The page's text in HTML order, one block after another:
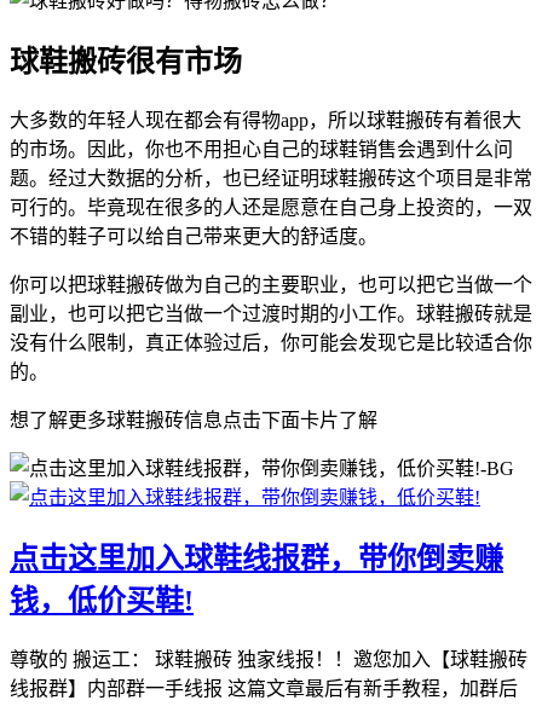
球鞋搬砖很有市场
大多数的年轻人现在都会有得物app，所以球鞋搬砖有着很大
的市场。因此，你也不用担心自己的球鞋销售会遇到什么问
题。经过大数据的分析，也已经证明球鞋搬砖这个项目是非常
可行的。毕竟现在很多的人还是愿意在自己身上投资的，一双
不错的鞋子可以给自己带来更大的舒适度。
你可以把球鞋搬砖做为自己的主要职业，也可以把它当做一个
副业，也可以把它当做一个过渡时期的小工作。球鞋搬砖就是
没有什么限制，真正体验过后，你可能会发现它是比较适合你
的。
想了解更多球鞋搬砖信息点击下面卡片了解
点击这里加入球鞋线报群，带你倒卖赚
钱，低价买鞋!
尊敬的 搬运工： 球鞋搬砖 独家线报！！邀您加入【球鞋搬砖
线报群】内部群一手线报 这篇文章最后有新手教程，加群后